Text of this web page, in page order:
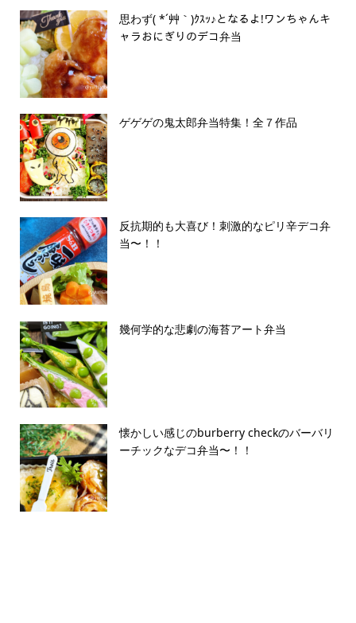
思わず( *´艸｀)ｸｽｯ♪となるよ!ワンちゃんキ
ャラおにぎりのデコ弁当
ゲゲゲの鬼太郎弁当特集！全７作品
反抗期的も大喜び！刺激的なピリ辛デコ弁
当〜！！
幾何学的な悲劇の海苔アート弁当
懐かしい感じのburberry checkのバーバリ
ーチックなデコ弁当〜！！